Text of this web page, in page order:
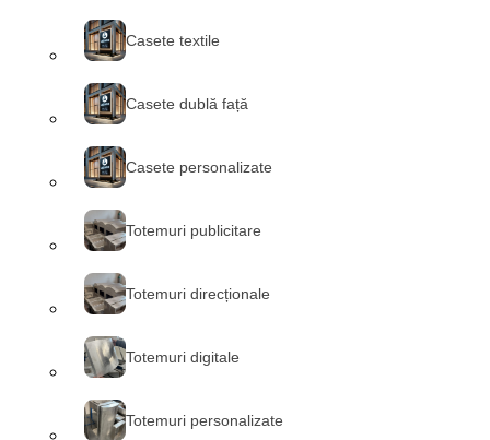
Casete textile
Casete dublă față
Casete personalizate
Totemuri publicitare
Totemuri direcționale
Totemuri digitale
Totemuri personalizate